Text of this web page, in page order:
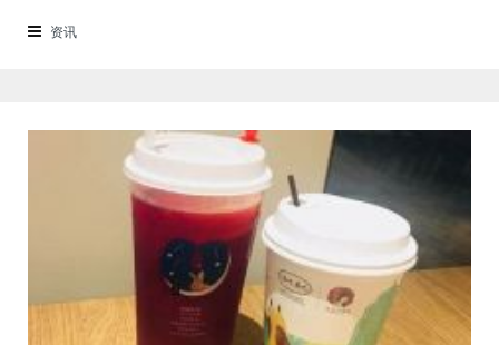
小编在下面就总结了重庆小面加盟排行榜上几个有特点的重庆小面品牌。
资讯